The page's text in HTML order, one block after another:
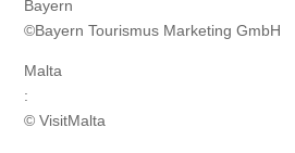
Bayern
©Bayern Tourismus Marketing GmbH
Malta
:
© VisitMalta